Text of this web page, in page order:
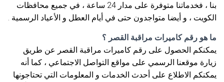
بنا ، فخدماتنا متوفرة على مدار 24 ساعة ، في جميع محافظات
الكويت ، و أيضا متواجدون حتى في أيام العطل و الأعياد الرسمية .
ما هو رقم كاميرات مراقبة القصر ؟
يمكنكم الحصول على رقم كاميرات مراقبة القصر عن طريق
زيارة موقعنا الرسمي على مواقع التواصل الاجتماعي ، كما أنه
يمكنكم الاطلاع على أحدث الخدمات و المعلومات التي تحتاجونها